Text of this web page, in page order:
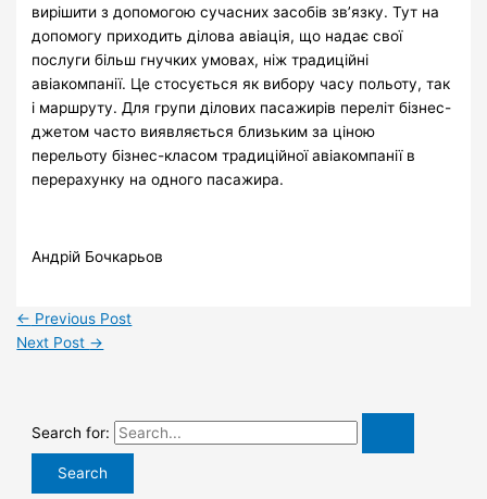
вирішити з допомогою сучасних засобів зв’язку. Тут на
допомогу приходить ділова авіація, що надає свої
послуги більш гнучких умовах, ніж традиційні
авіакомпанії. Це стосується як вибору часу польоту, так
і маршруту. Для групи ділових пасажирів переліт бізнес-
джетом часто виявляється близьким за ціною
перельоту бізнес-класом традиційної авіакомпанії в
перерахунку на одного пасажира.
Андрій Бочкарьов
← Previous Post
Next Post →
Search for: